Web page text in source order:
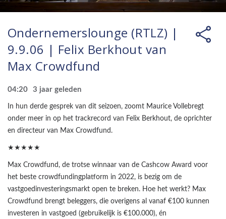
Ondernemerslounge (RTLZ) |
9.9.06 | Felix Berkhout van
Max Crowdfund
04:20 3 jaar geleden
In hun derde gesprek van dit seizoen, zoomt Maurice Vollebregt
onder meer in op het trackrecord van Felix Berkhout, de oprichter
en directeur van Max Crowdfund.
★★★★★
Max Crowdfund, de trotse winnaar van de Cashcow Award voor
het beste crowdfundingplatform in 2022, is bezig om de
vastgoedinvesteringsmarkt open te breken. Hoe het werkt? Max
Crowdfund brengt beleggers, die overigens al vanaf €100 kunnen
investeren in vastgoed (gebruikelijk is €100.000), én